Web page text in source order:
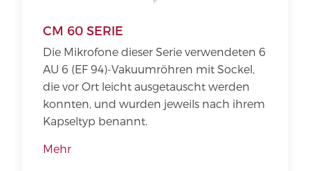
CM 60 SERIE
Die Mikrofone dieser Serie verwendeten 6
AU 6 (EF 94)-Vakuumröhren mit Sockel,
die vor Ort leicht ausgetauscht werden
konnten, und wurden jeweils nach ihrem
Kapseltyp benannt.
Mehr